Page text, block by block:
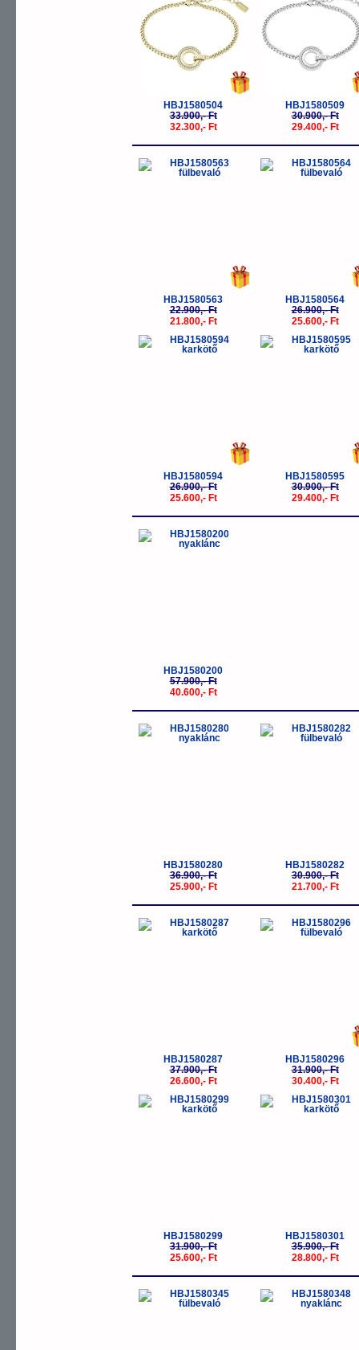
HBJ1580504
33.900,- Ft
32.300,- Ft
HBJ1580509
30.900,- Ft
29.400,- Ft
-5%
HBJ1580563
22.900,- Ft
21.800,- Ft
-
HBJ1580564
26.900,- Ft
25.600,- Ft
-5%
HBJ1580594
26.900,- Ft
25.600,- Ft
-
HBJ1580595
30.900,- Ft
29.400,- Ft
-30%
HBJ1580200
57.900,- Ft
40.600,- Ft
-30%
HBJ1580280
36.900,- Ft
25.900,- Ft
-
HBJ1580282
30.900,- Ft
21.700,- Ft
-30%
HBJ1580287
37.900,- Ft
26.600,- Ft
-
HBJ1580296
31.900,- Ft
30.400,- Ft
-20%
HBJ1580299
31.900,- Ft
25.600,- Ft
-
HBJ1580301
35.900,- Ft
28.800,- Ft
-20% -